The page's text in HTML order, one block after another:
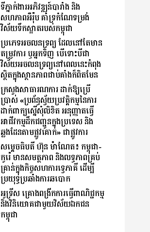
ទីភ្នាក់ងារអភិវឌ្ឍន៍បារាំង និង
សហភាពអឺរ៉ុប គាំទ្រកំណែទម្រង់
វិស័យទឹកស្អាតរបស់កម្ពុជា
ប្រភេទអចលនទ្រព្យ ដែលនៅតែមាន
តម្រូវការ ឬអ្នកទិញ បេីទោះបីជា
វិស័យអចលនទ្រព្យនៅពេលនេះកំពុង
ស្ថិតក្នុងស្ថានភាពជាប់គាំងក៏ពិតមែន
ក្រសួងសាធារណការ ដាក់ឱ្យប្រើ
ប្រាស់ «ប្រព័ន្ធស្វ័យប្រវត្តិកម្មនៃការ
ដាក់ពាក្យស្នើសុំលិខិត អនុញ្ញាតធ្វើ
អាជីវកម្មដឹកជញ្ជូនក្នុងប្រទេស និង
ឆ្លងដែនតាមផ្លូវគោក» ជាផ្លូវការ
សម្ដេចធិបតី ហ៊ុន ម៉ាណែត៖ កម្ពុជា-
កូរ៉េ មានសមត្ថភាព និងលទ្ធភាពគ្រប់
គ្រាន់ក្នុងកិច្ចសហការទ្វេភាគី ដើម្បី
ប្រយុទ្ធប្រឆាំងការឆបោក
អូទ្រីស គ្រោងពង្រីកការធ្វើពាណិជ្ជកម្ម
និងវិនិយោគជាមួយវិស័យឯកជន
កម្ពុជា